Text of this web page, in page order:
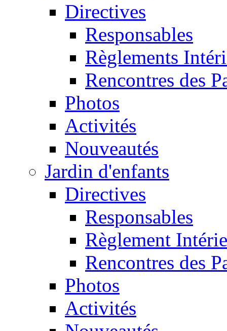
Directives
Responsables
Règlements
Rencontres des
Photos
Activités
Nouveautés
Jardin d'enfants
Directives
Responsables
Règlement
Rencontres des
Photos
Activités